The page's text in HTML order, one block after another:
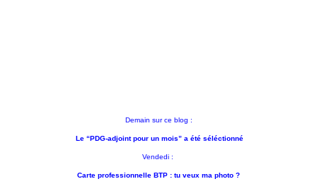
Demain sur ce blog :
Le “PDG-adjoint pour un mois” a été séléctionné
Vendedi :
Carte professionnelle BTP : tu veux ma photo ?